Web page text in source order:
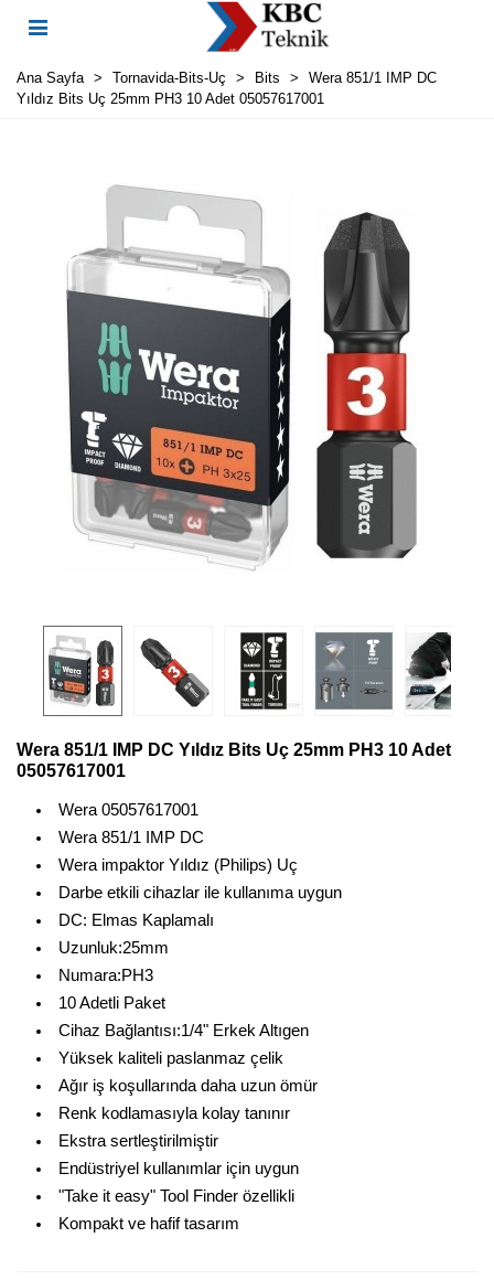
Ana Sayfa > Tornavida-Bits-Uç > Bits >
Wera 851/1 IMP DC
Yıldız Bits Uç 25mm PH3 10 Adet 05057617001
Wera 851/1 IMP DC Yıldız Bits Uç 25mm PH3 10 Adet
05057617001
Wera 05057617001
Wera 851/1 IMP DC
Wera impaktor Yıldız (Philips) Uç
Darbe etkili cihazlar ile kullanıma uygun
DC: Elmas Kaplamalı
Uzunluk:25mm
Numara:PH3
10 Adetli Paket
Cihaz Bağlantısı:1/4" Erkek Altıgen
Yüksek kaliteli paslanmaz çelik
Ağır iş koşullarında daha uzun ömür
Renk kodlamasıyla kolay tanınır
Ekstra sertleştirilmiştir
Endüstriyel kullanımlar için uygun
"Take it easy" Tool Finder özellikli
Kompakt ve hafif tasarım